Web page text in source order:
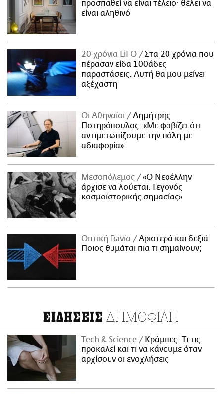
προσπαθεί να είναι τέλειο· θέλει να
είναι αληθινό
20 χρόνια LiFO
Στα 20 χρόνια που
πέρασαν είδα 100άδες
παραστάσεις. Αυτή θα μου μείνει
αξέχαστη
Οι Αθηναίοι
Δημήτρης
Ποτηρόπουλος: «Με φοβίζει ότι
αντιμετωπίζουμε την πόλη με
αδιαφορία»
Μεσοπόλεμος
«Ο Νεοέλλην
άρχισε να λούεται. Γεγονός
κοσμοϊστορικής σημασίας»
Οπτική Γωνία
Αριστερά και δεξιά:
Ποιος θυμάται πια τι σημαίνουν;
ΕΙΔΗΣΕΙΣ ΔΗΜΟΦΙΛΗ
Τech & Science
Κράμπες: Τι τις
προκαλεί και τι να κάνουμε όταν
αρχίσουν οι ενοχλήσεις